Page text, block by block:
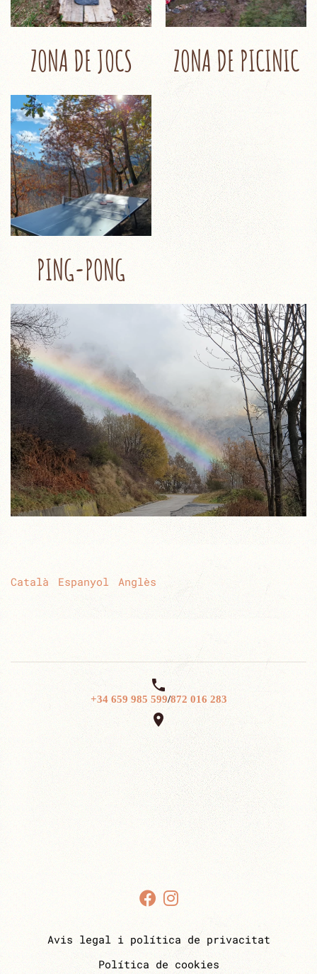
ZONA DE JOCS ZONA DE PICINIC
PING-PONG
Català Espanyol Anglès

+34 659 985 599/872 016 283

Avis legal i política de privacitat
Política de cookies